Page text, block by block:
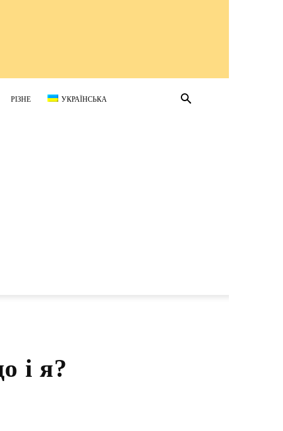
РІЗНЕ УКРАЇНСЬКА
і я?